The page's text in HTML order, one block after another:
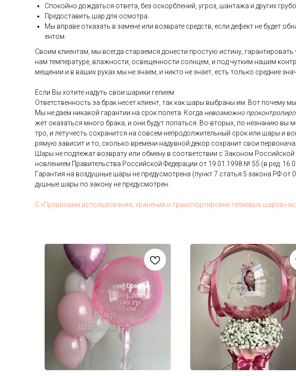
Спо­кой­но дож­дать­ся от­ве­та, без ос­кор­бле­ний, уг­роз, шан­та­жа и дру­гих
Пре­дос­та­вить шар для ос­мотра.
Мы впра­ве от­ка­зать в за­мене или воз­вра­те средств, ес­ли де­фект не бу­дет
ен­том.
Сво­им кли­ен­там, мы всег­да ста­ра­ем­ся до­нес­ти прос­тую ис­ти­ну,
нам тем­пе­рату­ре, влаж­ности, ос­ве­щен­ности сол­нцем, и под чут­ким на­шим
меще­нии и в ва­ших ру­ках мы не зна­ем, и ник­то не зна­ет, есть толь­ко сред­ние
Ес­ли Вы хо­тите на­дуть свои ша­рики ге­ли­ем
От­ветс­твен­ность за брак не­сет кли­ент, так как ша­ры выб­ра­ны им. Вот по­чему
Мы не да­ем ни­какой га­ран­тии на срок по­лета. Ког­да не­воз­можно
жет ока­зать­ся мно­го бра­ка, и они бу­дут ло­пать­ся. Во-вто­рых, по нез­на­нию
тро, и ле­тучесть сох­ра­нит­ся на сов­сем неп­ро­дол­жи­тель­ный срок или ша­ры и
ря­мую за­висит и то, сколь­ко вре­мени на­дув­ной де­кор сох­ра­нит свои
Ша­ры не под­ле­жат воз­вра­ту или об­ме­ну в со­от­ветс­твии с За­коном
нов­ле­ни­ем Пра­витель­ства Рос­сий­ской Фе­дера­ции от 19.01.1998 № 55 (в ред.
Га­ран­тия на воз­душные ша­ры не пре­дус­мотре­на (пункт 7 статья 5 за­кона РФ от
душные ша­ры по за­кону не пре­дус­мотрен.
С «Пра­вила­ми ис­поль­зо­вания, хра­нения и тран­спор­ти­ров­ки ге­ли­евых ша­ров»